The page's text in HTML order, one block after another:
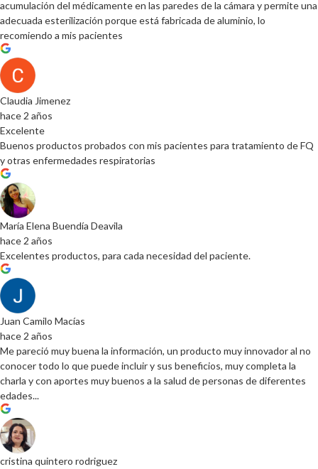
acumulación del médicamente en las paredes de la cámara y permite una
adecuada esterilización porque está fabricada de aluminio, lo
recomiendo a mis pacientes
Claudia Jimenez
hace 2 años
Excelente
Buenos productos probados con mis pacientes para tratamiento de FQ
y otras enfermedades respiratorias
María Elena Buendía Deavila
hace 2 años
Excelentes productos, para cada necesidad del paciente.
Juan Camilo Macías
hace 2 años
Me pareció muy buena la información, un producto muy innovador al no
conocer todo lo que puede incluir y sus beneficios, muy completa la
charla y con aportes muy buenos a la salud de personas de diferentes
edades...
cristina quintero rodriguez